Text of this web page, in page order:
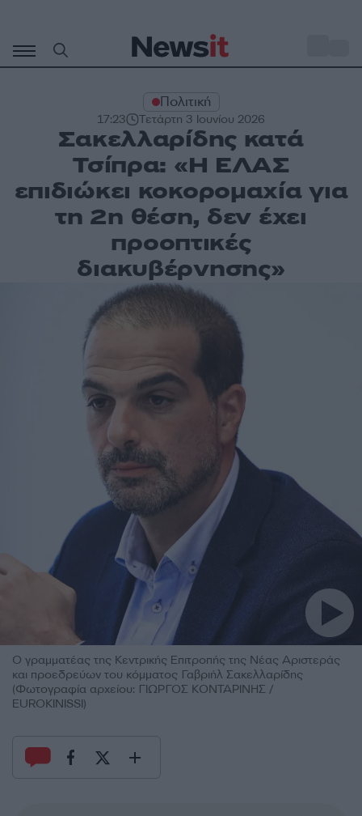
περιεχόμενο
Πολιτική
17:23 Τετάρτη 3 Ιουνίου 2026
Σακελλαρίδης κατά
Τσίπρα: «Η ΕΛΑΣ
επιδιώκει κοκορομαχία για
τη 2η θέση, δεν έχει
προοπτικές
διακυβέρνησης»
Ο γραμματέας της Κεντρικής Επιτροπής της Νέας Αριστεράς
και προεδρεύων του κόμματος Γαβριήλ Σακελλαρίδης
(Φωτογραφία αρχείου: ΓΙΩΡΓΟΣ ΚΟΝΤΑΡΙΝΗΣ /
EUROKINISSI)